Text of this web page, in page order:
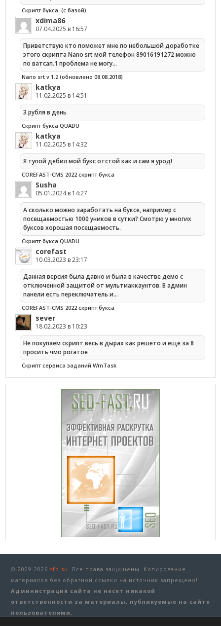
Скрипт букса. (с базой)
xdima86
07.04.2025 в 16:57
Приветствую кто поможет мне по небольшой доработке
этого скрипта Nano srt мой телефон 89016191272 можно
по ватсап.1 проблема не могу…
Nano srt v 1.2 (обновлено 08.08.2018)
katkya
11.02.2025 в 14:51
3 рубля в день
Скрипт букса QUADU
katkya
11.02.2025 в 14:32
Я тупой дебил мой букс отстой как и сам я урод!
COREFAST-CMS 2022 скрипт букса
Susha
05.01.2024 в 14:27
А сколько можно заработать на буксе, например с
посещаемостью 1000 уников в сутки? Смотрю у многих
буксов хорошая посещаемость.
Скрипт букса QUADU
corefast
10.03.2023 в 23:17
Данная версия была давно и была в качестве демо с
отключенной защитой от мультиаккаунтов. В админ
панели есть переключатель и…
COREFAST-CMS 2022 скрипт букса
sever
18.02.2023 в 10:23
Не покупаем скрипт весь в дырах как решето и еще за 8
просить чмо рогатое
Cкрипт сервиса заданий WmTask
© 2009-2026 sfb.su.
Все права защищены. Копирование
материалов без обратной ссылки на источник запрещено!
Администрация сайта не несет никакой
ответственности за материалы, публикуемые на сайте
пользователями.